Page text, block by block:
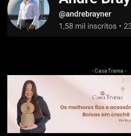
- Casa Trama -